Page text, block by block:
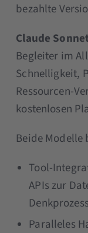
bezahlte
Claude
Begleiter im
Schnelligkeit,
Ressourcen-
kostenlosen
Beide Modelle
Tool-
APIs zur
Paralleles